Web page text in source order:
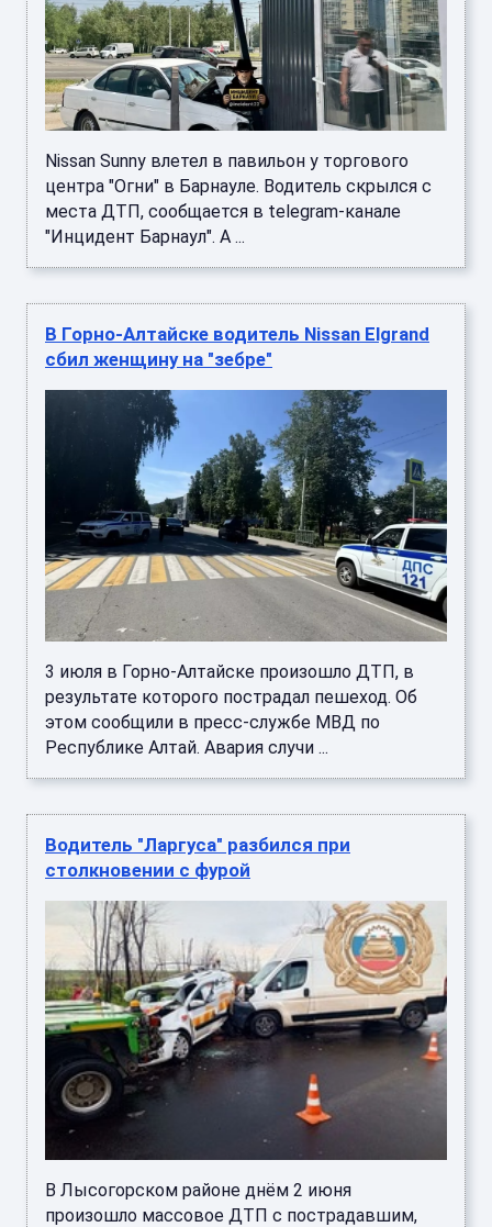
Nissan Sunny влетел в павильон у торгового
центра "Огни" в Барнауле. Водитель скрылся с
места ДТП, сообщается в telegram-канале
"Инцидент Барнаул". А ...
В Горно-Алтайске водитель Nissan Elgrand
сбил женщину на "зебре"
3 июля в Горно-Алтайске произошло ДТП, в
результате которого пострадал пешеход. Об
этом сообщили в пресс-службе МВД по
Республике Алтай. Авария случи ...
Водитель "Ларгуса" разбился при
столкновении с фурой
В Лысогорском районе днём 2 июня
произошло массовое ДТП с пострадавшим,